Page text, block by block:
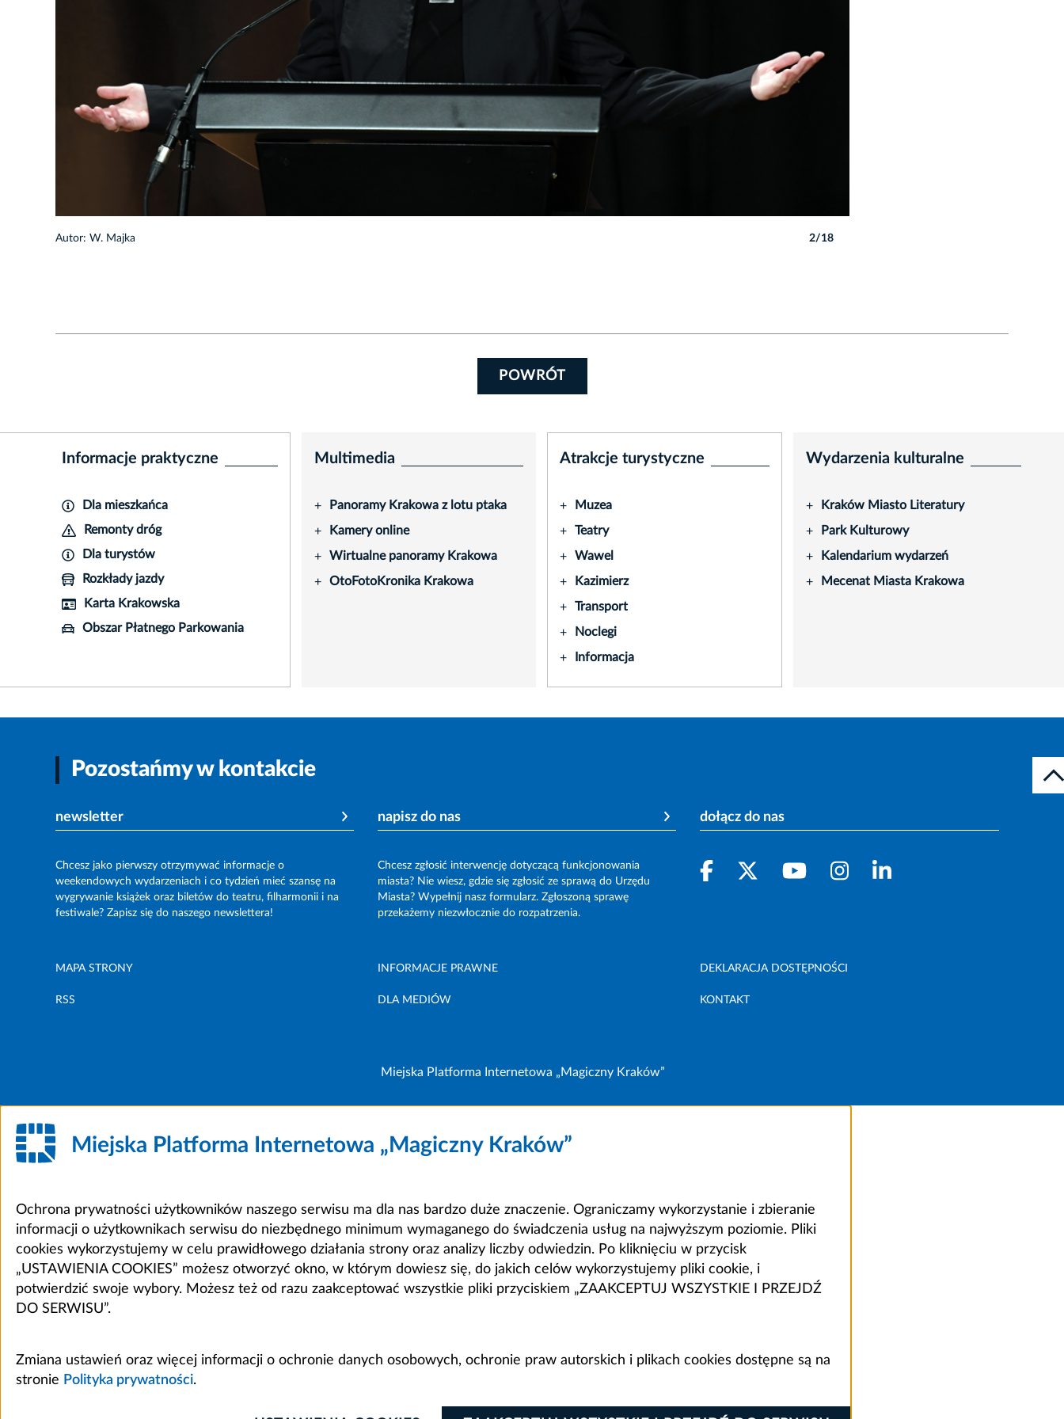
Autor: W. Majka 2/18
POWRÓT
Informacje praktyczne
Dla mieszkańca
Remonty dróg
Dla turystów
Rozkłady jazdy
Karta Krakowska
Obszar Płatnego Parkowania
Multimedia
+ Panoramy Krakowa z lotu ptaka
+ Kamery online
+ Wirtualne panoramy Krakowa
+ OtoFotoKronika Krakowa
Atrakcje turystyczne
+ Muzea
+ Teatry
+ Wawel
+ Kazimierz
+ Transport
+ Noclegi
+ Informacja
Wydarzenia kulturalne
+ Kraków Miasto Literatury
+ Park Kulturowy
+ Kalendarium wydarzeń
+ Mecenat Miasta Krakowa
Pozostańmy w kontakcie
newsletter
Chcesz jako pierwszy otrzymywać informacje o
weekendowych wydarzeniach i co tydzień mieć szansę na
wygrywanie książek oraz biletów do teatru, filharmonii i na
festiwale? Zapisz się do naszego newslettera!
napisz do nas
Chcesz zgłosić interwencję dotyczącą funkcjonowania
miasta? Nie wiesz, gdzie się zgłosić ze sprawą do Urzędu
Miasta? Wypełnij nasz formularz. Zgłoszoną sprawę
przekażemy niezwłocznie do rozpatrzenia.
dołącz do nas
MAPA STRONY INFORMACJE PRAWNE DEKLARACJA DOSTĘPNOŚCI
RSS DLA MEDIÓW KONTAKT
Miejska Platforma Internetowa „Magiczny Kraków”
Miejska Platforma Internetowa „Magiczny Kraków”
Ochrona prywatności użytkowników naszego serwisu ma dla nas bardzo duże znaczenie. Ograniczamy wykorzystanie i zbieranie
informacji o użytkownikach serwisu do niezbędnego minimum wymaganego do świadczenia usług na najwyższym poziomie. Pliki
cookies wykorzystujemy w celu prawidłowego działania strony oraz analizy liczby odwiedzin. Po kliknięciu w przycisk
„USTAWIENIA COOKIES” możesz otworzyć okno, w którym dowiesz się, do jakich celów wykorzystujemy pliki cookie, i
potwierdzić swoje wybory. Możesz też od razu zaakceptować wszystkie pliki przyciskiem „ZAAKCEPTUJ WSZYSTKIE I PRZEJDŹ
DO SERWISU”.
Zmiana ustawień oraz więcej informacji o ochronie danych osobowych, ochronie praw autorskich i plikach cookies dostępne są na
stronie Polityka prywatności.